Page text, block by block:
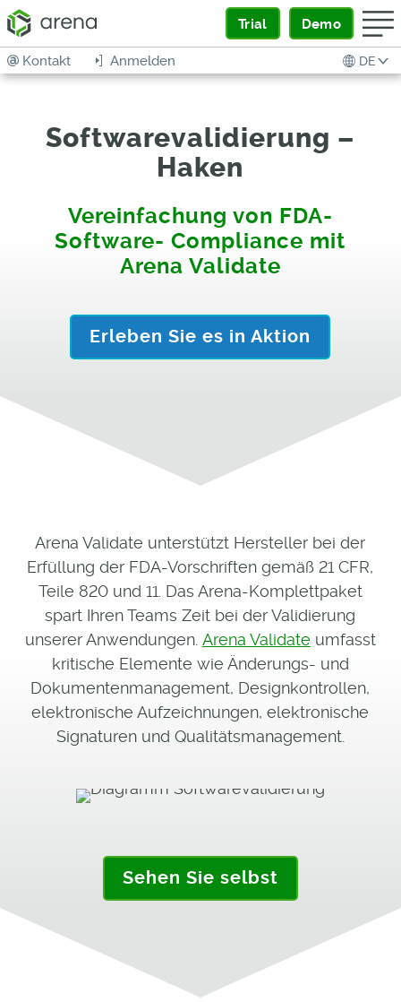
Trial Demo
DE
Anmelden
Kontakt
Softwarevalidierung –
Haken
Vereinfachung von FDA-
Software- Compliance mit
Arena Validate
Erleben Sie es in Aktion
Arena Validate unterstützt Hersteller bei der
Erfüllung der FDA-Vorschriften gemäß 21 CFR,
Teile 820 und 11. Das Arena-Komplettpaket
spart Ihren Teams Zeit bei der Validierung
unserer Anwendungen. Arena Validate umfasst
kritische Elemente wie Änderungs- und
Dokumentenmanagement, Designkontrollen,
elektronische Aufzeichnungen, elektronische
Signaturen und Qualitätsmanagement.
Sehen Sie selbst